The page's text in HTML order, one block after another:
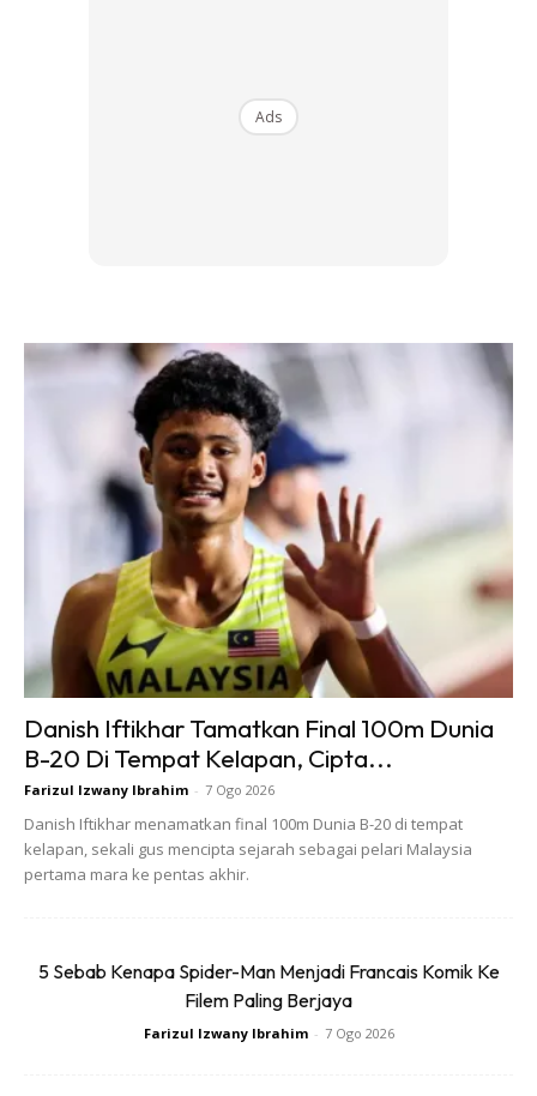
MENGAPA SANGAT PENTING
Mengapa ia sangat penting? Seperti MASKULIN nyatakan
di atas, proses ini menyaksikan proses menyedut atau
menarik segala udara dan kotoran halus di dalam sistem
aircond kereta menggunakan sebuah mesin khas iaitu
vacuum pump machine.
Mesin tersebut mampu membantu mengeluarkan udara
basah dan segala kotoran halus dari dalam sistem aircond.
Ads
Danish Iftikhar Tamatkan Final 100m Dunia
B-20 Di Tempat Kelapan, Cipta...
Farizul Izwany Ibrahim - 7 Ogo 2026
Danish Iftikhar menamatkan final 100m Dunia B-20 di tempat
kelapan, sekali gus mencipta sejarah sebagai pelari Malaysia
pertama mara ke pentas akhir.
5 Sebab Kenapa Spider-Man Menjadi Francais Komik Ke
Filem Paling Berjaya
Farizul Izwany Ibrahim - 7 Ogo 2026